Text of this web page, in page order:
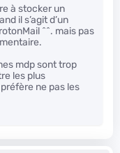
à stocker un
il s’agit d’un
^^. mais pas
mdp sont trop
les plus
ne pas les